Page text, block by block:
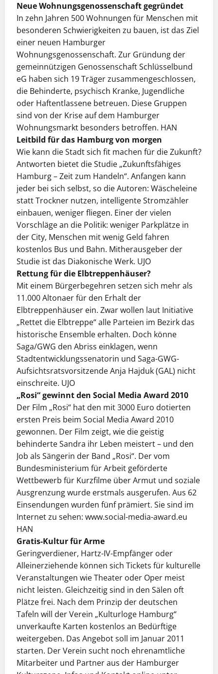
Neue Wohnungsgenossenschaft gegründet
In zehn Jahren 500 Wohnungen für Menschen mit
besonderen Schwierigkeiten zu bauen, ist das Ziel
einer neuen Ham­burger
Wohnungsgenossenschaft. Zur Gründung der
gemein­nützi­gen Genossenschaft Schlüsselbund
eG haben sich 19 Träger zusammengeschlossen,
die Behinderte, psychisch Kranke, Jugendliche
oder Haftentlassene betreuen. Diese Gruppen
sind von der Krise auf dem Hamburger
Wohnungs­markt besonders betroffen. HAN
Leitbild für das Hamburg von morgen
Wie kann die Stadt sich fit machen für die Zukunft?
Antworten bietet die Studie „Zukunftsfähiges
Hamburg – Zeit zum Handeln“. Anfangen kann
jeder bei sich selbst, so die Autoren: Wäscheleine
statt Trockner nutzen, intelligente Stromzähler
einbauen, weniger fliegen. Einer der vielen
Vorschläge an die Politik: weniger Parkplätze in
der City, Menschen mit wenig Geld fahren
kostenlos Bus und Bahn. Mitherausgeber der
Studie ist das Diakonische Werk. UJO
Rettung für die Elbtreppenhäuser?
Mit einem Bürgerbegehren setzen sich mehr als
11.000 Altonaer für den Erhalt der
Elbtreppenhäuser ein. Zwar wollen laut Initiative
„Rettet die Elbtreppe“ alle Parteien im Bezirk das
historische Ensemble erhalten. Doch könne
Saga/GWG den Abriss einklagen, wenn
Stadtentwicklungssenatorin und Saga-GWG-
Aufsichtsratsvorsitzende Anja Hajduk (GAL) nicht
einschreite. UJO
„Rosi“ gewinnt den Social Media Award 2010
Der Film „Rosi“ hat den mit 3000 Euro dotierten
ersten Preis beim Social Media Award 2010
gewonnen. Der Film zeigt, wie die geistig
behinderte Sandra ihr Leben meistert – und den
Job als Sängerin der Band „Rosi“. Der vom
Bundesministerium für Arbeit geförderte
Wettbewerb für Kurzfilme über Armut und soziale
Ausgrenzung wurde erstmals ausgerufen. Aus 62
Einsendungen wurden fünf prämiert. Sie sind im
Internet zu sehen: www.social-media-award.eu
HAN
Gratis-Kultur für Arme
Geringverdiener, Hartz-IV-Empfänger oder
Alleinerziehende können sich Tickets für kulturelle
Veranstaltungen wie Theater oder Oper meist
nicht leisten. Gleichzeitig sind in den Sälen oft
Plätze frei. Nach dem Prinzip der deutschen
Tafeln will der Verein „Kulturloge Hamburg“
unverkaufte Karten kostenlos an Bedürftige
weitergeben. Das Angebot soll im Januar 2011
starten. Der Verein sucht noch ehrenamtliche
Mitarbeiter und Partner aus der Hamburger